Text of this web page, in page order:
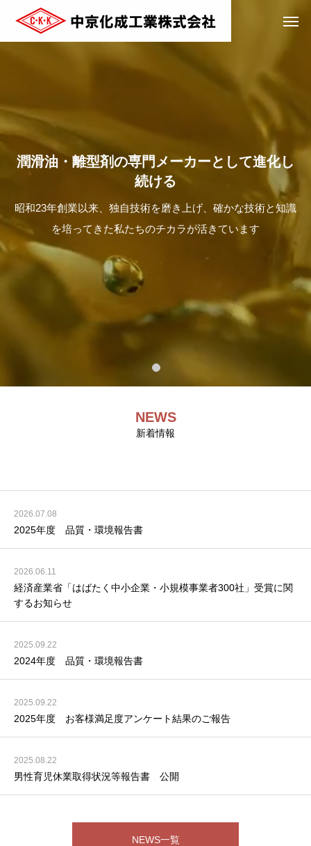
潤滑油 ・ 離型剤の専門 メーカーと して進化し
続ける
昭和23年創業以来、独自技術を磨き上げ、確かな技術と知識
を培ってきた私たちのチカラが活きています
NEWS
新着情報
2026.07.08
2025年度 品質・環境報告書
2026.06.11
経済産業省「はばたく中小企業・小規模事業者300社」受賞に関
するお知らせ
2025.09.22
2024年度 品質・環境報告書
2025.09.22
2025年度 お客様満足度アンケート結果のご報告
2025.08.22
男性育児休業取得状況等報告書 公開
NEWS一覧